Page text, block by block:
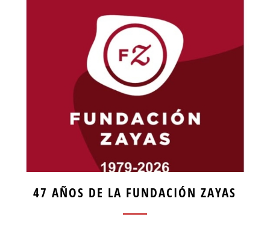
47 AÑOS DE LA FUNDACIÓN ZAYAS